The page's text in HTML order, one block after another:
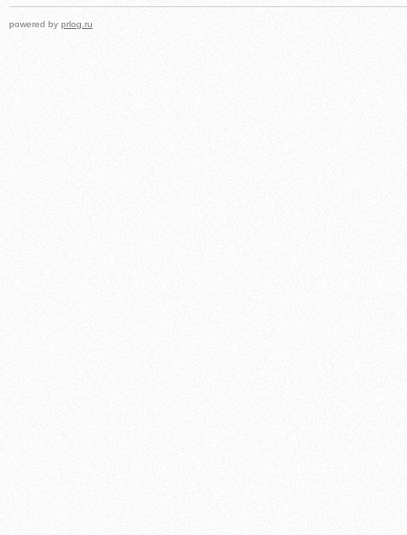
powered by prlog.ru